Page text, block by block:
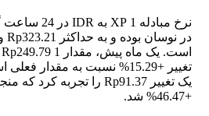
نرخ مبادله 1 XP به IDR در 24 ساعت گذشته به میزان
تغییر +15.29%
یک تغییر Rp91.37 را تجربه کرد که منجر به تغییر مقدار
+46.47%
شد.